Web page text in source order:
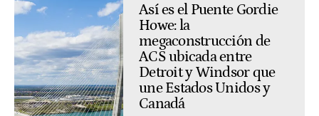
Así es el Puente Gordie
Howe: la
megaconstrucción de
ACS ubicada entre
Detroit y Windsor que
une Estados Unidos y
Canadá